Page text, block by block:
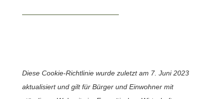
Diese Cookie-Richtlinie wurde zuletzt am 7. Juni 2023
aktualisiert und gilt für Bürger und Einwohner mit